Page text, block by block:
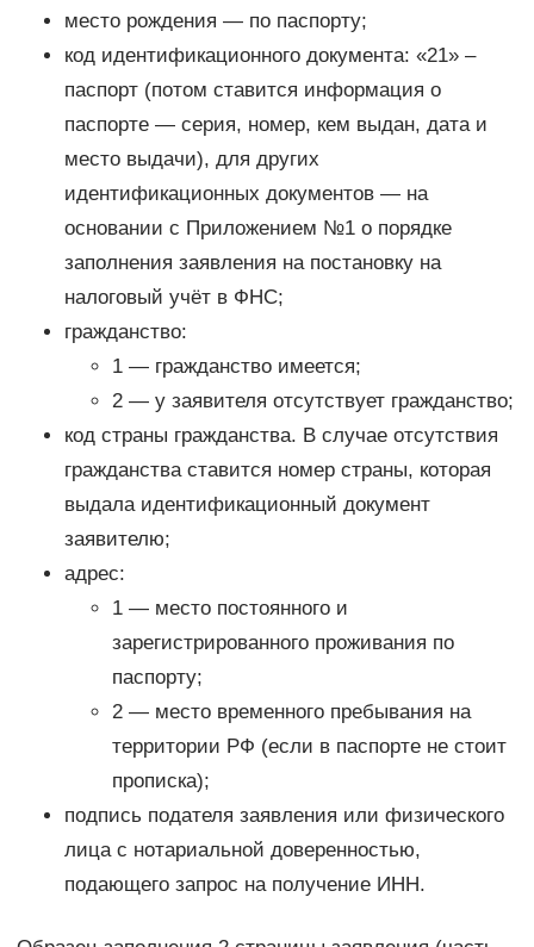
место рождения — по паспорту;
код идентификационного документа: «21» –
паспорт (потом ставится информация о
паспорте — серия, номер, кем выдан, дата и
место выдачи), для других
идентификационных документов — на
основании с Приложением №1 о порядке
заполнения заявления на постановку на
налоговый учёт в ФНС;
гражданство:
1 — гражданство имеется;
2 — у заявителя отсутствует гражданство;
код страны гражданства. В случае отсутствия
гражданства ставится номер страны, которая
выдала идентификационный документ
заявителю;
адрес:
1 — место постоянного и
зарегистрированного проживания по
паспорту;
2 — место временного пребывания на
территории РФ (если в паспорте не стоит
прописка);
подпись подателя заявления или физического
лица с нотариальной доверенностью,
подающего запрос на получение ИНН.